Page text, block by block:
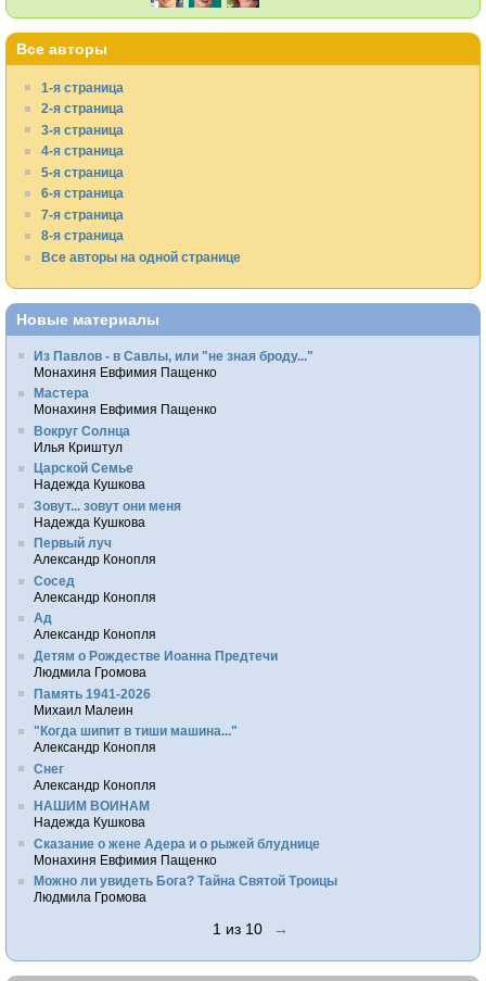
Все авторы
1-я страница
2-я страница
3-я страница
4-я страница
5-я страница
6-я страница
7-я страница
8-я страница
Все авторы на одной странице
Новые материалы
Из Павлов - в Савлы, или "не зная броду..."
Монахиня Евфимия Пащенко
Мастера
Монахиня Евфимия Пащенко
Вокруг Солнца
Илья Криштул
Царской Семье
Надежда Кушкова
Зовут... зовут они меня
Надежда Кушкова
Первый луч
Александр Конопля
Сосед
Александр Конопля
Ад
Александр Конопля
Детям о Рождестве Иоанна Предтечи
Людмила Громова
Память 1941-2026
Михаил Малеин
"Когда шипит в тиши машина..."
Александр Конопля
Снег
Александр Конопля
НАШИМ ВОИНАМ
Надежда Кушкова
Сказание о жене Адера и о рыжей блуднице
Монахиня Евфимия Пащенко
Можно ли увидеть Бога? Тайна Святой Троицы
Людмила Громова
1 из 10 →